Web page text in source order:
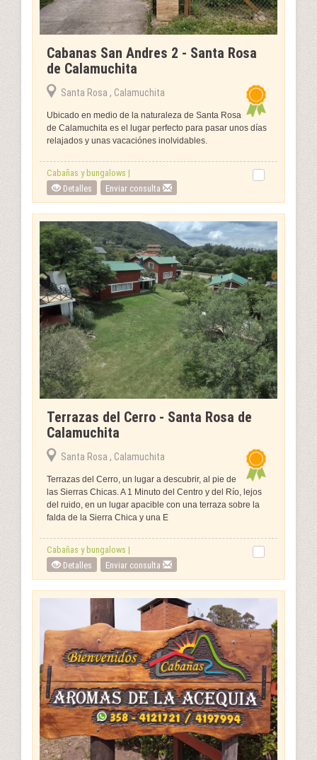
Cabanas San Andres 2 - Santa Rosa
de Calamuchita
Santa Rosa , Calamuchita
Ubicado en medio de la naturaleza de Santa Rosa
de Calamuchita es el lugar perfecto para pasar unos días
relajados y unas vacaciónes inolvidables.
Cabañas y bungalows |
Detalles
Enviar consulta
Terrazas del Cerro - Santa Rosa de
Calamuchita
Santa Rosa , Calamuchita
Terrazas del Cerro, un lugar a descubrir, al pie de
las Sierras Chicas. A 1 Minuto del Centro y del Río, lejos
del ruido, en un lugar apacible con una terraza sobre la
falda de la Sierra Chica y una E
Cabañas y bungalows |
Detalles
Enviar consulta